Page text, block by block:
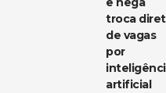
troca
de vagas
por
artificial